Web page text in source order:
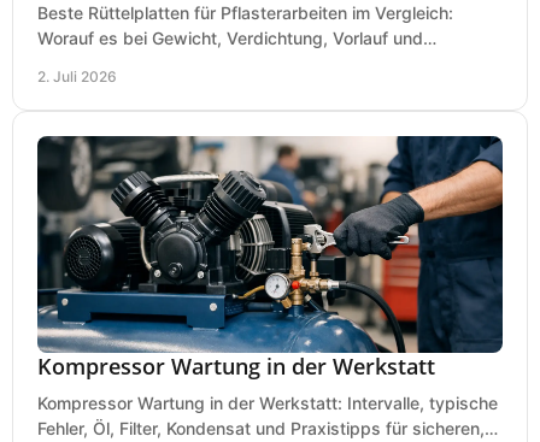
Beste Rüttelplatten für Pflasterarbeiten im Vergleich:
Worauf es bei Gewicht, Verdichtung, Vorlauf und
2. Juli 2026
Kompressor Wartung in der Werkstatt
Kompressor Wartung in der Werkstatt: Intervalle, typische
Fehler, Öl, Filter, Kondensat und Praxistipps für sicheren,